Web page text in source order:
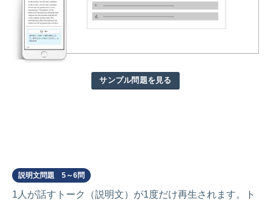
サンプル問題を見る
説明文問題 5～6問
1人が話すトーク（説明文）が1度だけ再生されます。ト